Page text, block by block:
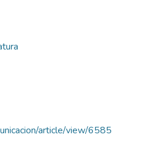
article/view/6585